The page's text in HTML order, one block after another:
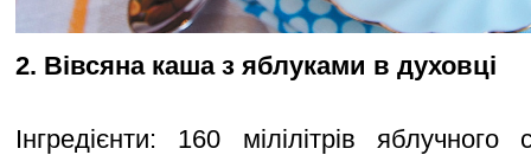
2. Вівсяна каша з яблуками в духовці
Інгредієнти: 160 мілілітрів